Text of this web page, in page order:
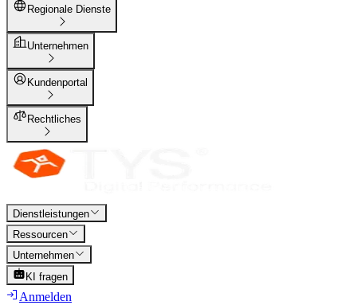
Regionale Dienste
Unternehmen
Kundenportal
Rechtliches
Dienstleistungen
Ressourcen
Unternehmen
KI fragen
Anmelden